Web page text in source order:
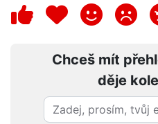
Chceš mít
děje